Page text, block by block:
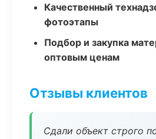
Качественный
фотоэтапы
Подбор и закупка
оптовым ценам
Отзывы клиентов
Сдали объект строго